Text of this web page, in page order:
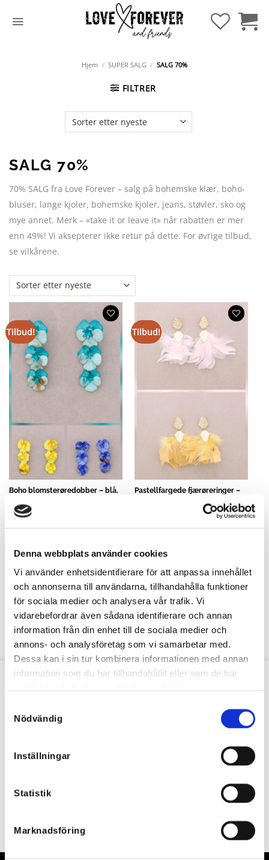
Denna webbplats använder cookies
Vi använder enhetsidentifierare för att anpassa innehållet
och annonserna till användarna, tillhandahålla funktioner
för sociala medier och analysera vår trafik. Vi
vidarebefordrar även sådana identifierare och annan
information från din enhet till de sociala medier och
annons- och analysföretag som vi samarbetar med.
Dessa kan i sin tur kombinera informationen med annan
information som du har tillhandahållit eller som de har
Nödvändig
Inställningar
Statistik
Marknadsföring
Hjem / SUPER SALG / SALG 70%
FILTRER
SALG 70%
70% SALG fra Love Forever – salg på bohemske klær, boho-
bluser, lange kjoler, bohemske kjoler, jeans, støvler, sko og
mye annet. Merk – «take it or leave it» når rabatten er mer
enn 49%! Vi aksepterer ikke retur på dette. For øvrige tilbud,
se vilkårene.
Tilbud!
Boho blomsterøredobber – blå,
297,65
89,30kr
Tilbud!
Pastellfargede fjærøreringer –